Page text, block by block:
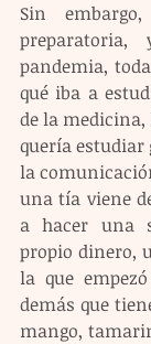
Sin
pandemia,
qué iba a
de la medicina,
quería estudiar
la
una tía viene
a hacer una
propio dinero,
la que
demás que
mango,